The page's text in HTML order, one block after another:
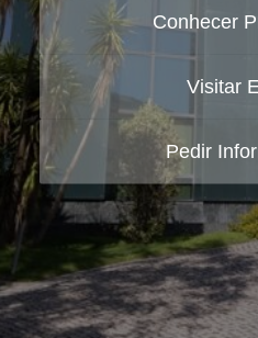
Conhecer
Visitar
Pedir